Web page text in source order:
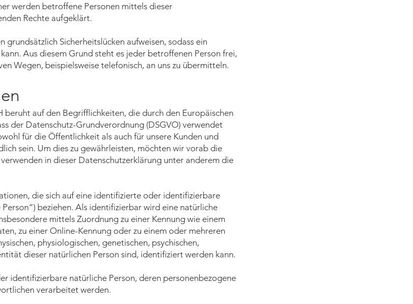
werden betroffene Personen mittels dieser
Rechte aufgeklärt.
Sicherheitslücken aufweisen, sodass ein
Aus diesem Grund steht es jeder betroffenen Person frei,
Wegen, beispielsweise telefonisch, an uns zu übermitteln.
auf den Begrifflichkeiten, die durch den Europäischen
der Datenschutz-Grundverordnung (DSGVO) verwendet
für die Öffentlichkeit als auch für unsere Kunden und
sein. Um dies zu gewährleisten, möchten wir vorab die
in dieser Datenschutzerklärung unter anderem die
die sich auf eine identifizierte oder identifizierbare
beziehen. Als identifizierbar wird eine natürliche
mittels Zuordnung zu einer Kennung wie einem
zu einer Online-Kennung oder zu einem oder mehreren
physiologischen, genetischen, psychischen,
dieser natürlichen Person sind, identifiziert werden kann.
identifizierbare natürliche Person, deren personenbezogene
verarbeitet werden.